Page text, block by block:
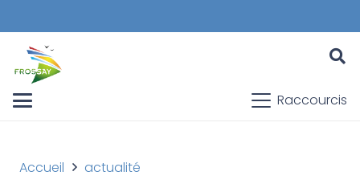
Raccourcis
Accueil actualité